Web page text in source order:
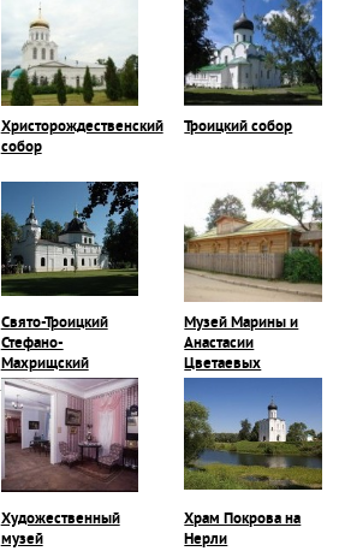
Христорождественский
собор
Троицкий собор
Свято-Троицкий
Стефано-
Махрищский
монастырь
Музей Марины и
Анастасии
Цветаевых
Художественный
музей
Храм Покрова на
Нерли